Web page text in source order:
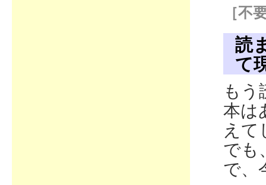
［不
読
て
もう
本は
えて
でも
で、